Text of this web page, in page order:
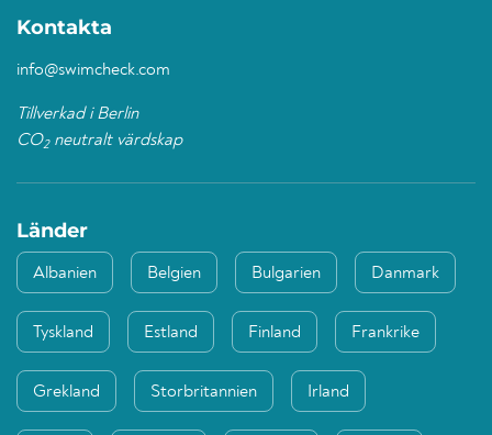
Kontakta
info@swimcheck.com
Tillverkad i Berlin
CO2neutralt värdskap
Länder
Albanien Belgien Bulgarien Danmark
Tyskland Estland Finland Frankrike
Grekland Storbritannien Irland